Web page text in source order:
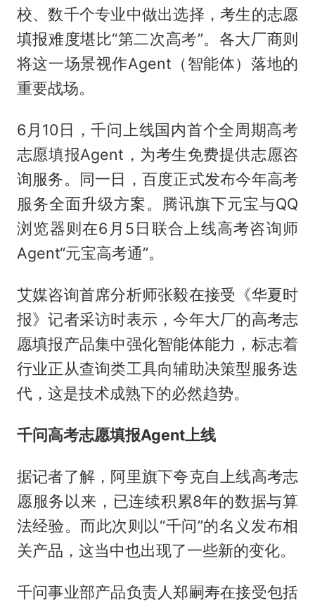
校、数千个专业中做出选择，考生的志愿
填报难度堪比“第二次高考”。各大厂商则
将这一场景视作Agent（智能体）落地的
重要战场。
6月10日，千问上线国内首个全周期高考
志愿填报Agent，为考生免费提供志愿咨
询服务。同一日，百度正式发布今年高考
服务全面升级方案。腾讯旗下元宝与QQ
浏览器则在6月5日联合上线高考咨询师
Agent“元宝高考通”。
艾媒咨询首席分析师张毅在接受《华夏时
报》记者采访时表示，今年大厂的高考志
愿填报产品集中强化智能体能力，标志着
行业正从查询类工具向辅助决策型服务迭
代，这是技术成熟下的必然趋势。
千问高考志愿填报Agent上线
据记者了解，阿里旗下夸克自上线高考志
愿服务以来，已连续积累8年的数据与算
法经验。而此次则以“千问”的名义发布相
关产品，这当中也出现了一些新的变化。
千问事业部产品负责人郑嗣寿在接受包括